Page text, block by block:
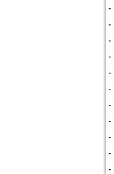
-
-
-
-
-
-
-
-
-
-
-